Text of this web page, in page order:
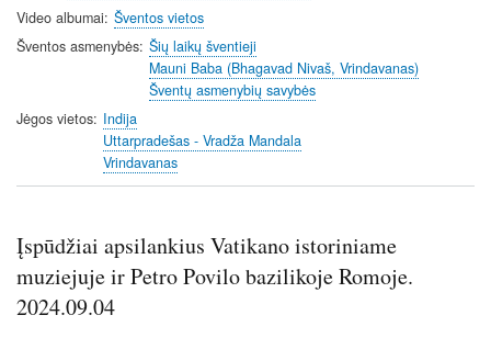
Video albumai Šventos vietos
Šventos asmenybės Šių laikų šventieji
Mauni Baba (Bhagavad Nivaš, Vrindavanas)
Šventų asmenybių savybės
Jėgos vietos Indija
Uttarpradešas - Vradža Mandala
Vrindavanas
Įspūdžiai apsilankius Vatikano istoriniame
muziejuje ir Petro Povilo bazilikoje Romoje.
2024.09.04